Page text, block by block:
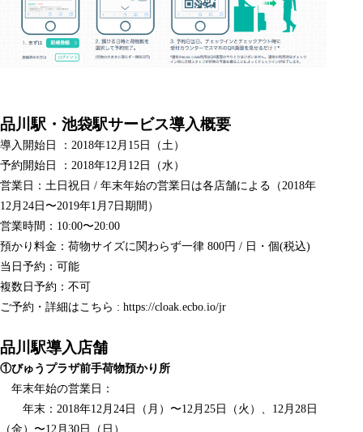
品川駅・池袋駅サービス導入概要
導入開始日 ：2018年12月15日（土）
予約開始日 ：2018年12月12日（水）
営業日：土日祝日 / 年末年始の営業日は各店舗による（2018年
12月24日〜2019年1月7日期間）
営業時間：10:00〜20:00
預かり料金：荷物サイズに関わらず一律 800円 / 日・個(税込)
当日予約：可能
複数日予約：不可
ご予約・詳細はこちら : https://cloak.ecbo.io/jr
品川駅導入店舗
①びゅうプラザ前手荷物預かり所
年末年始の営業日：
年末：2018年12月24日（月）〜12月25日（火）、12月28日
（金）〜12月30日（日）